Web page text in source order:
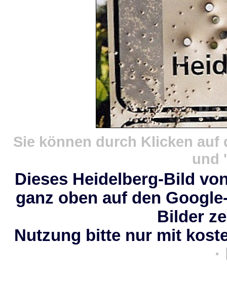
Sie können durch Klicken
und
Dieses Heidelberg-Bild
ganz oben auf den
Bilder
Nutzung bitte nur mit